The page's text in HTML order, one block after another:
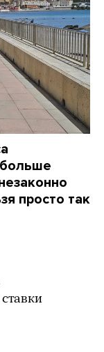
просто так